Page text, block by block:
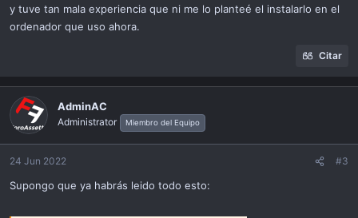
y tuve tan mala experiencia que ni me lo planteé el instalarlo en el
ordenador que uso ahora.
Citar
AdminAC
Administrator Miembro del Equipo
24 Jun 2022 #3
Supongo que ya habrás leido todo esto: